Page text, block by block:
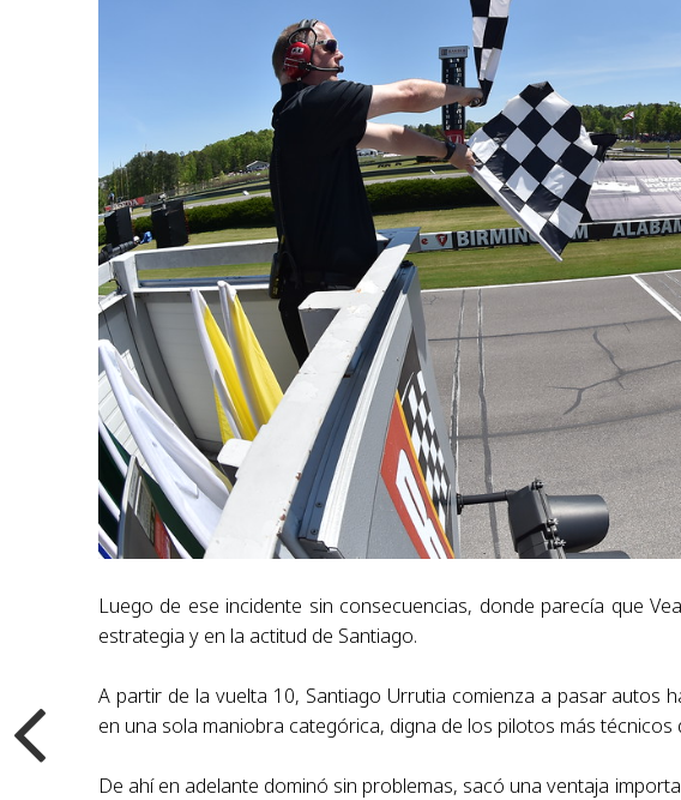
Luego de ese incidente sin consecuencias, donde parecía que
estrategia y en la actitud de Santiago.
A partir de la vuelta 10, Santiago Urrutia comienza a pasar autos
en una sola maniobra categórica, digna de los pilotos más técnicos
De ahí en adelante dominó sin problemas, sacó una ventaja